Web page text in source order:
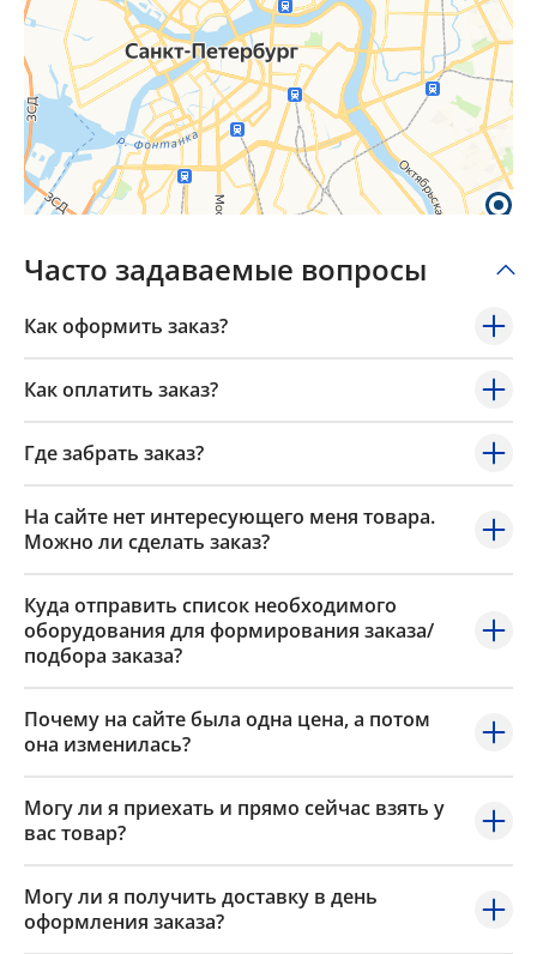
Часто задаваемые вопросы
Как оформить заказ?
Как оплатить заказ?
Где забрать заказ?
На сайте нет интересующего меня товара.
Можно ли сделать заказ?
Куда отправить список необходимого
оборудования для формирования заказа/
подбора заказа?
Почему на сайте была одна цена, а потом
она изменилась?
Могу ли я приехать и прямо сейчас взять у
вас товар?
Могу ли я получить доставку в день
оформления заказа?
Popup Title
Popup Content